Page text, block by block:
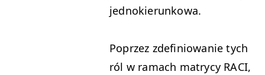
jednokierunkowa.
Poprzez zdefin­iowanie tych
ról w ramach matrycy RACI,